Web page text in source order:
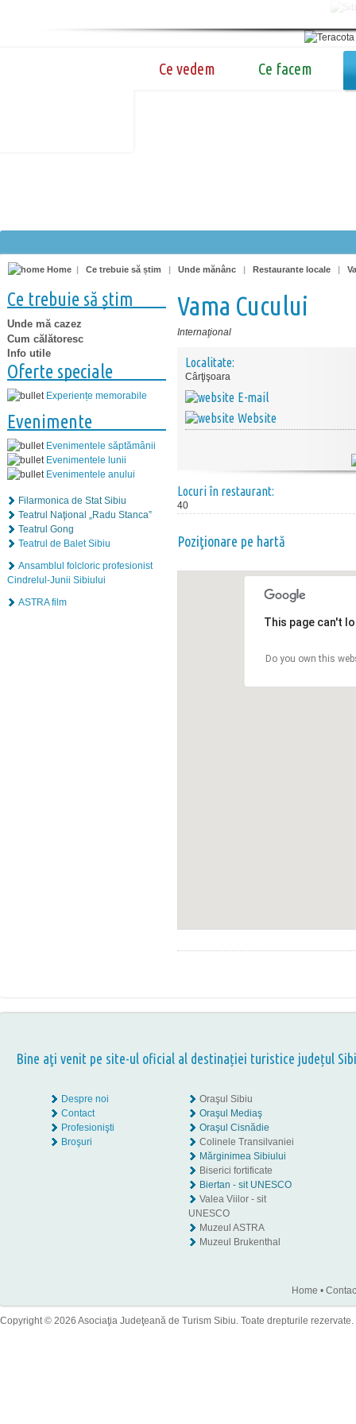
Ce vedem Ce facem
Home | Ce trebuie să știm | Unde mănânc | Restaurante locale |
Ce trebuie să știm
Unde mă cazez
Cum călătoresc
Info utile
Oferte speciale
Experiențe memorabile
Evenimente
Evenimentele săptămânii
Evenimentele lunii
Evenimentele anului
Filarmonica de Stat Sibiu
Teatrul Naţional „Radu Stanca”
Teatrul Gong
Teatrul de Balet Sibiu
Ansamblul folcloric profesionist
Cindrelul-Junii Sibiului
ASTRA film
Vama Cucului
Internaţional
Localitate:
Cârţişoara
E-mail
Website
Locuri în restaurant:
40
Poziţionare pe hartă
This page can't
Do you own this
Bine aţi venit pe site-ul oficial al destinației turistice județul
Despre noi
Contact
Profesionişti
Broşuri
Oraşul Sibiu
Oraşul Mediaş
Oraşul Cisnădie
Colinele Transilvaniei
Mărginimea Sibiului
Biserici fortificate
Biertan - sit UNESCO
Valea Viilor - sit
UNESCO
Muzeul ASTRA
Muzeul Brukenthal
Home •
Copyright © 2026 Asociaţia Judeţeană de Turism Sibiu. Toate drepturile rezervate.